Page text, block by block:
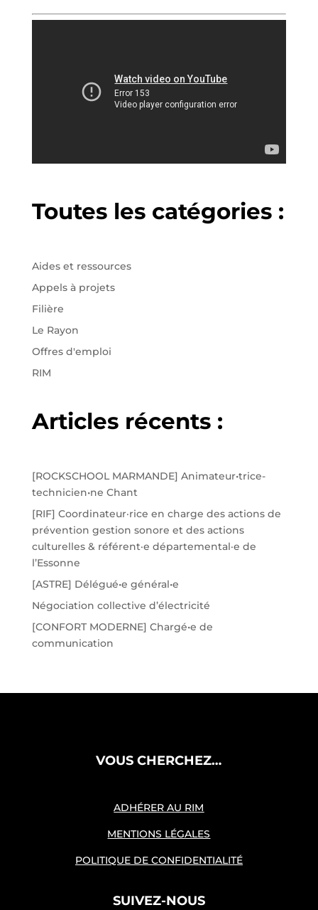
Toutes les catégories :
Aides et ressources
Appels à projets
Filière
Le Rayon
Offres d'emploi
RIM
Articles récents :
[ROCKSCHOOL MARMANDE] Animateur•trice-
technicien•ne Chant
[RIF] Coordinateur·rice en charge des actions de
prévention gestion sonore et des actions
culturelles & référent·e départemental·e de
l’Essonne
[ASTRE] Délégué•e général•e
Négociation collective d’électricité
[CONFORT MODERNE] Chargé•e de
communication
VOUS CHERCHEZ…
ADHÉRER AU RIM
MENTIONS LÉGALES
POLITIQUE DE CONFIDENTIALITÉ
SUIVEZ-NOUS